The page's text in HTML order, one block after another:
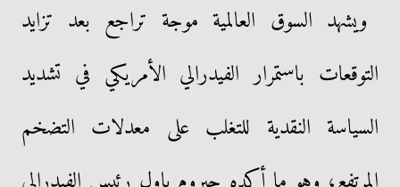
ويشهد السوق العالمية موجة تراجع بعد تزايد
التوقعات باستمرار الفيدرالي الأمريكي في تشديد
السياسة النقدية للتغلب على معدلات التضخم